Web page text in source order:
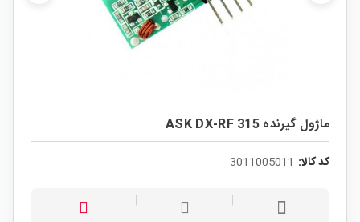
ماژول گیرنده ASK DX-RF 315
کد کالا: 3011005011